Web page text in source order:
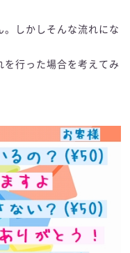
。しかしそんな流れにな
を行った場合を考えてみ